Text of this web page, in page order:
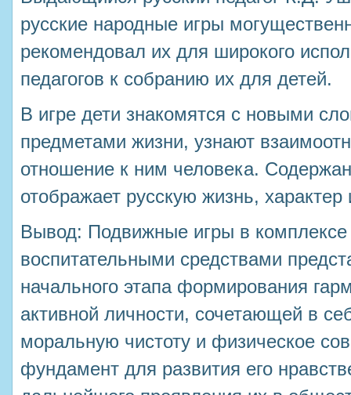
русские народные игры
рекомендовал их для широкого
педагогов к собранию их для детей.
В игре дети знакомятся с новыми
предметами жизни, узнают
отношение к ним человека.
отображает русскую жизнь, характер
Вывод: Подвижные игры в комплексе
воспитательными средствами
начального этапа формирования
активной личности, сочетающей в
моральную чистоту и физическое
фундамент для развития его